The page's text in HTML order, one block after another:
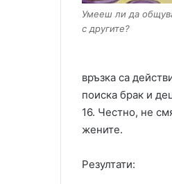
Умееш ли да
с другите?
връзка са
поиска брак и
16. Честно, не
жените.
Резултати: